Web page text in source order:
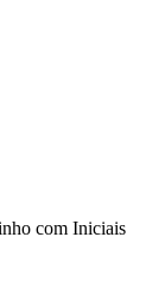
com Iniciais